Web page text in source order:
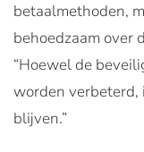
betaalmethoden,
behoedzaam over
“Hoewel de
worden verbeterd,
blijven.”